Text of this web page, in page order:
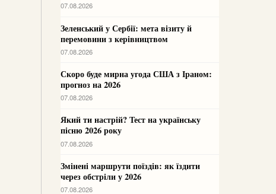
07.08.2026
Зеленський у Сербії: мета візиту й
перемовини з керівництвом
07.08.2026
Скоро буде мирна угода США з Іраном:
прогноз на 2026
07.08.2026
Який ти настрій? Тест на українську
пісню 2026 року
07.08.2026
Змінені маршрути поїздів: як їздити
через обстріли у 2026
07.08.2026